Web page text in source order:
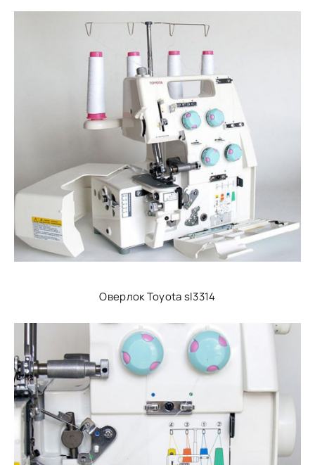
Оверлок Toyota sl3314